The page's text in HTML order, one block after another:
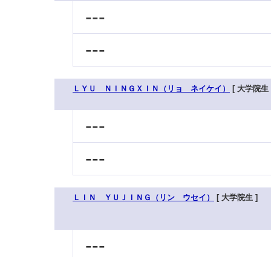
---
---
ＬＹＵ ＮＩＮＧＸＩＮ（リョ ネイケイ） [ 大学院生
---
---
ＬＩＮ ＹＵＪＩＮＧ（リン ウセイ） [ 大学院生 ]
---